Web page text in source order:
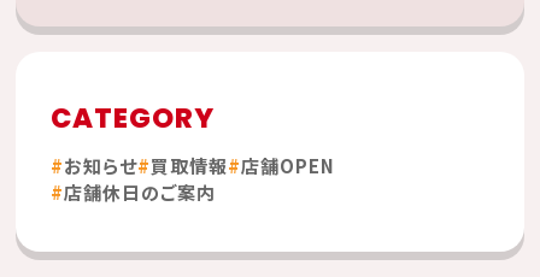
CATEGORY
お知らせ 買取情報 店舗OPEN
店舗休日のご案内